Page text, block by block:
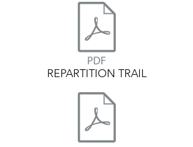
REPARTITION TRAIL